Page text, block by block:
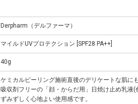
Derpharm（デルファーマ）
マイルドUVプロテクション [SPF28 PA++]
40g
ケミカルピーリング施術直後のデリケートな肌に
吸収剤フリーの「顔・からだ用」日焼け止め乳液(
ずみずしく心地よい使用感です。